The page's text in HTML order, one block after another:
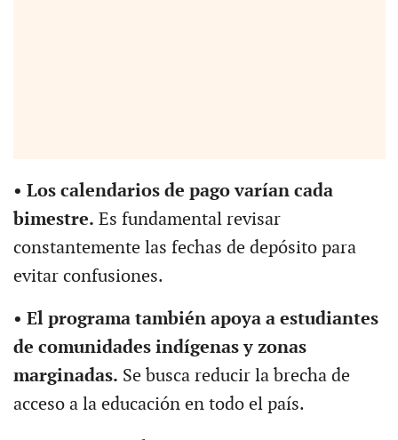
• Los calendarios de pago varían cada
bimestre. Es fundamental revisar
constantemente las fechas de depósito para
evitar confusiones.
• El programa también apoya a estudiantes
de comunidades indígenas y zonas
marginadas. Se busca reducir la brecha de
acceso a la educación en todo el país.